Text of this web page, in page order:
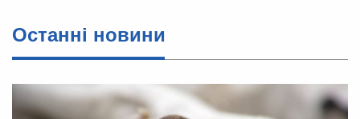
Останні новини